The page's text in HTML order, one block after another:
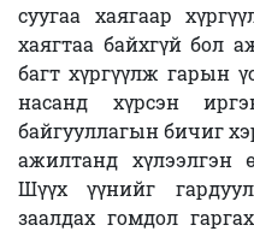
суугаа хаягаар
хаягтаа байхгүй бол
багт хүргүүлж гарын
насанд хүрсэн
байгууллагын бичиг
ажилтанд хүлээлгэн
Шүүх үүнийг
заалдах гомдол